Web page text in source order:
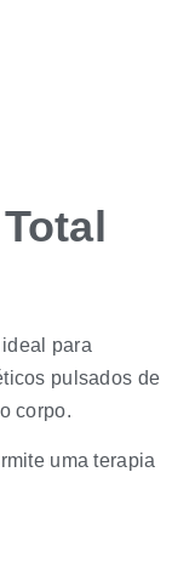
para
pulsados de
corpo.
uma terapia